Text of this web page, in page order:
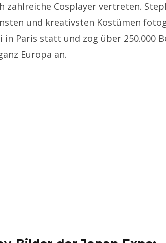
zahlreiche Cosplayer vertreten.
und kreativsten Kostümen
in Paris statt und zog über 250.000
Europa an.